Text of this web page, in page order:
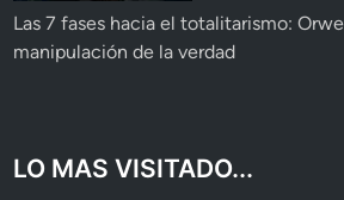
Las 7 fases hacia el totalitarismo:
manipulación de la verdad
LO MAS VISITADO...